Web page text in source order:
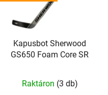
Kapusbot Sherwood
GS650 Foam Core SR
Raktáron (3 db)